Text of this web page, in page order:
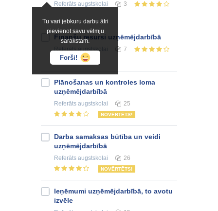
Tu vari jebkuru darbu ātri
pievienot savu vēlmju
sarakstam.
Forši!
Referāts augstskolai 3
Finanšu resursi uzņēmējdarbībā
Referātsaugstskolai 7
Plānošanas un kontroles loma
uzņēmējdarbībā
Referāts augstskolai 25
NOVĒRTĒTS!
Darba samaksas būtība un veidi
uzņēmējdarbībā
Referāts augstskolai 26
NOVĒRTĒTS!
Ieņēmumi uzņēmējdarbībā, to avotu
izvēle